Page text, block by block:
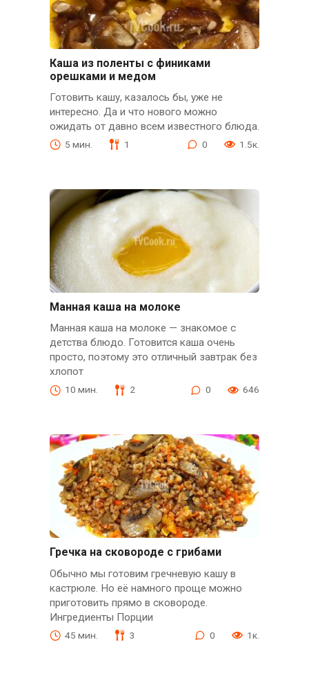
Каша из поленты с финиками
орешками и медом
Готовить кашу, казалось бы, уже не
интересно. Да и что нового можно
ожидать от давно всем известного блюда.
5 мин. 1 0 1.5к.
Манная каша на молоке
Манная каша на молоке — знакомое с
детства блюдо. Готовится каша очень
просто, поэтому это отличный завтрак без
хлопот
10 мин. 2 0 646
Гречка на сковороде с грибами
Обычно мы готовим гречневую кашу в
кастрюле. Но её намного проще можно
приготовить прямо в сковороде.
Ингредиенты Порции
45 мин. 3 0 1к.